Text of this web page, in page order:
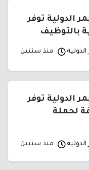
الدولية توفر
منذ سنتين
الدولية توفر
وظيفة لحملة
منذ سنتين